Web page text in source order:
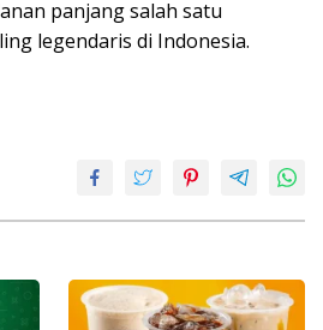
panjang salah satu
legendaris di Indonesia.